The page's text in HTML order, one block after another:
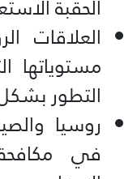
الحقبة
العلاقات
التطور
روسيا
في